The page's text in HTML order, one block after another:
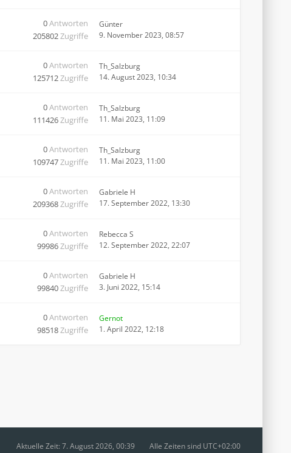
0Antworten
205802Zugriffe
Günter
9. November 2023, 08:57
0Antworten
125712Zugriffe
Th_Salzburg
14. August 2023, 10:34
0Antworten
111426Zugriffe
Th_Salzburg
11. Mai 2023, 11:09
0Antworten
109747Zugriffe
Th_Salzburg
11. Mai 2023, 11:00
0Antworten
209368Zugriffe
Gabriele H
17. September 2022, 13:30
0Antworten
99986Zugriffe
Rebecca S
12. September 2022, 22:07
0Antworten
99840Zugriffe
Gabriele H
3. Juni 2022, 15:14
0Antworten
98518Zugriffe
Gernot
1. April 2022, 12:18
Alle Zeiten sind UTC+02:00
Aktuelle Zeit: 7. August 2026, 00:39